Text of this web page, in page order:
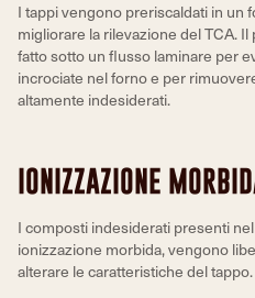
I tappi vengono preriscaldati in un
migliorare la rilevazione del TCA.
fatto sotto un flusso laminare per
incrociate nel forno e per
altamente indesiderati.
IONIZZAZIONE
I composti indesiderati presenti
ionizzazione morbida, vengono
alterare le caratteristiche del tappo.